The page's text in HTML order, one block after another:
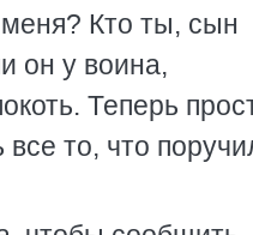
меня? Кто ты, сын
он у воина,
Теперь
то, что